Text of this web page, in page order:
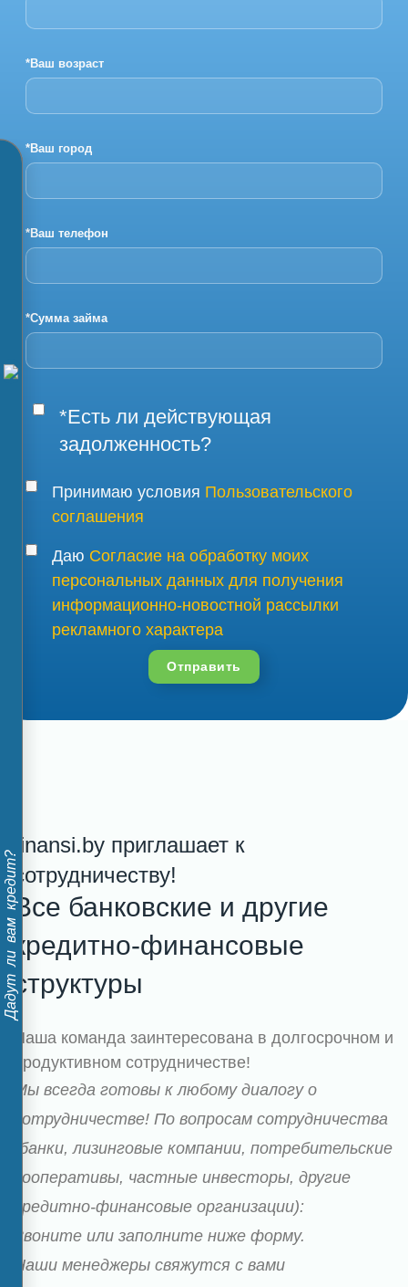
Дадут ли вам кредит?
*Ваш возраст
*Ваш город
*Ваш телефон
*Сумма займа
*Есть ли действующая
задолженность?
Принимаю условия Пользовательского
соглашения
Даю Согласие на обработку моих
персональных данных для получения
информационно-новостной рассылки
рекламного характера
Отправить
finansi.by приглашает к
сотрудничеству!
Все банковские и другие
кредитно-финансовые
структуры
Наша команда заинтересована в долгосрочном и
продуктивном сотрудничестве!
Мы всегда готовы к любому диалогу о
сотрудничестве! По вопросам сотрудничества
(банки, лизинговые компании, потребительские
кооперативы, частные инвесторы, другие
кредитно-финансовые организации):
Звоните или заполните ниже форму.
Наши менеджеры свяжутся с вами